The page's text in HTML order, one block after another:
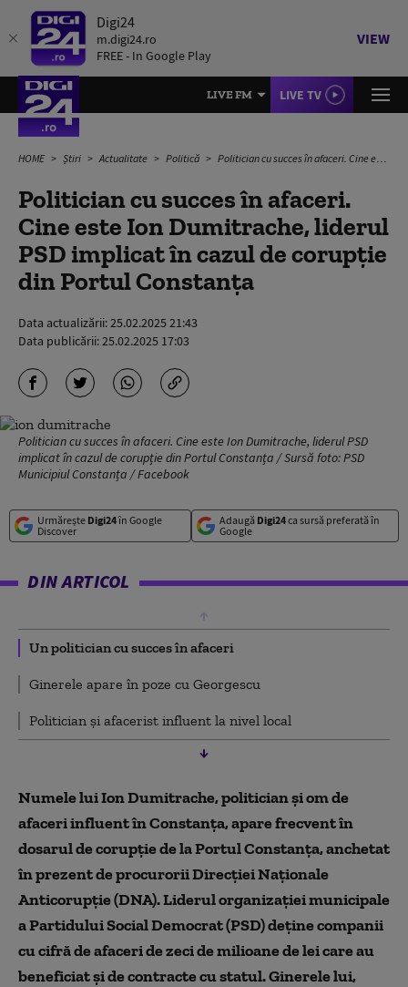
Digi24
m.digi24.ro
FREE - In Google Play
VIEW
LIVE FM LIVE TV
HOME Știri Actualitate Politică Politician cu succes în afaceri. Cine este Ion Dumitrache, liderul PSD implicat în cazul de corupție din Portul Constanța
Politician cu succes în afaceri.
Cine este Ion Dumitrache, liderul
PSD implicat în cazul de corupție
din Portul Constanța
Data actualizării:25.02.2025 21:43
Data publicării:25.02.2025 17:03
Politician cu succes în afaceri. Cine este Ion Dumitrache, liderul PSD
implicat în cazul de corupție din Portul Constanța / Sursă foto: PSD
Municipiul Constanța / Facebook
Urmărește Digi24în Google
Discover
Adaugă Digi24ca sursă preferată în
Google
DIN ARTICOL
Un politician cu succes în afaceri
Ginerele apare în poze cu Georgescu
Politician și afacerist influent la nivel local
Numele lui Ion Dumitrache, politician și om de
afaceri influent în Constanța, apare frecvent în
dosarul de corupție de la Portul Constanța, anchetat
în prezent de procurorii Direcției Naționale
Anticorupție (DNA). Liderul organizației municipale
a Partidului Social Democrat (PSD) deține companii
cu cifră de afaceri de zeci de milioane de lei care au
beneficiat și de contracte cu statul. Ginerele lui,